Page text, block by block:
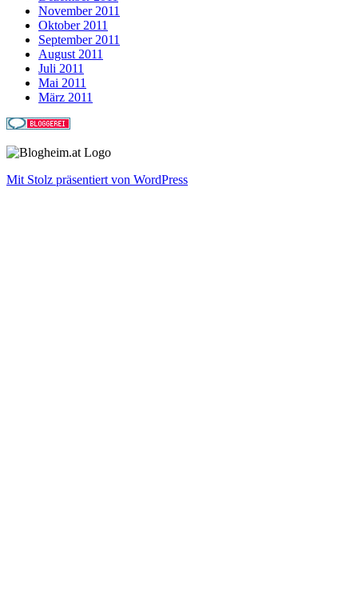
November 2011
Oktober 2011
September 2011
August 2011
Juli 2011
Mai 2011
März 2011
Mit Stolz präsentiert von WordPress